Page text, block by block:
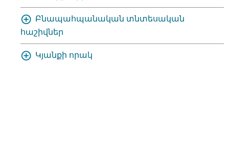
Բնապահպանական տնտեսական
հաշիվներ
Կյանքի որակ